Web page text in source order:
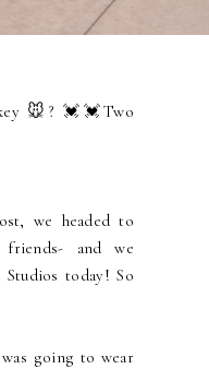
🐭? 💓💓Two
we headed to
and we
today! So
going to wear